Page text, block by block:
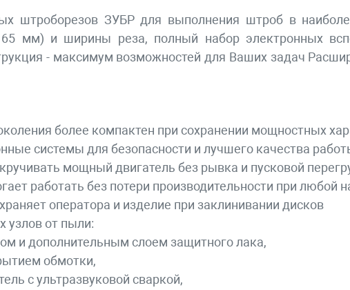
штроборезов ЗУБР для выполнения штроб в
мм) и ширины реза, полный набор электронных
- максимум возможностей для Ваших задач
более компактен при сохранении мощностных
системы для безопасности и лучшего качества
мощный двигатель без рывка и пусковой
работать без потери производительности при любой
оператора и изделие при заклинивании дисков
узлов от пыли:
и дополнительным слоем защитного лака,
обмотки,
с ультразвуковой сваркой,